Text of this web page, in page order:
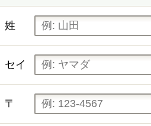
姓
セイ
〒